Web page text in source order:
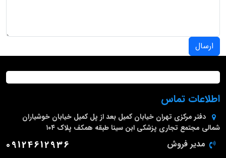
ارسال
اطلاعات تماس
دفتر مرکزی تهران خیابان کمیل بعد از پل کمیل خیابان خوشیاران
شمالی مجتمع تجاری پزشکی ابن سینا طبقه همکف پلاک ۱۰۴
مدیر فروش 09124612936